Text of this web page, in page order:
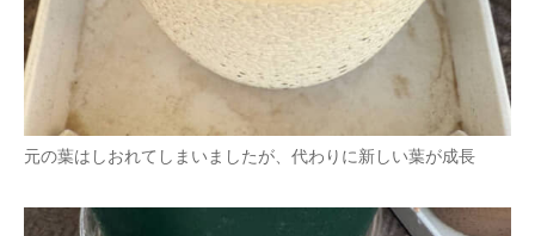
元の葉はしおれてしまいましたが、代わりに新しい葉が成長